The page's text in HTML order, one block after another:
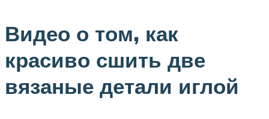
Видео о том, как
красиво сшить две
вязаные детали иглой